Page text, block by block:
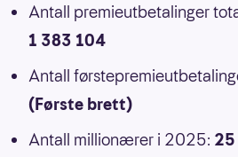
Antall premieutbetalinger
1 383 104
Antall
(Første brett)
Antall millionærer i 2025: 25